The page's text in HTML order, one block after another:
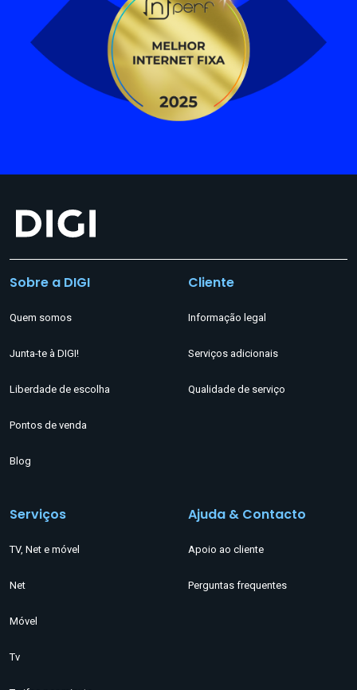
Sobre a DIGI
Quem somos
Junta-te à DIGI!
Liberdade de escolha
Pontos de venda
Blog
Cliente
Informação legal
Serviços adicionais
Qualidade de serviço
Serviços
TV, Net e móvel
Net
Móvel
Tv
Ajuda & Contacto
Apoio ao cliente
Perguntas frequentes